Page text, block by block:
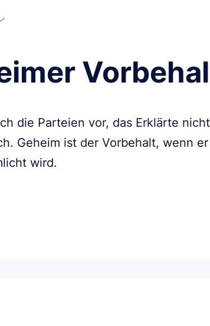
die Parteien vor, das Erklärte
Geheim ist der Vorbehalt, wenn
wird.